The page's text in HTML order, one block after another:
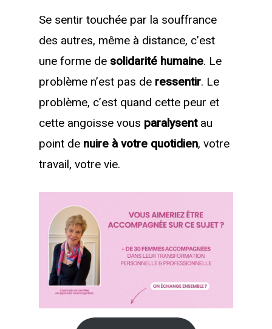
Se sentir touchée par la souffrance
des autres, même à distance, c’est
une forme de solidarité humaine. Le
problème n’est pas de ressentir. Le
problème, c’est quand cette peur et
cette angoisse vous paralysentau
point de nuire à votre quotidien, votre
travail, votre vie.